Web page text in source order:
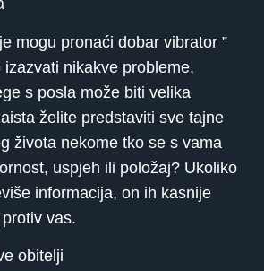
mogu pronaći dobar vibrator ”
nikakve probleme,
s posla može biti velika
želite predstaviti sve tajne
života nekome tko se s vama
uspjeh ili položaj? Ukoliko
informacija, on ih kasnije
vas.
obitelji